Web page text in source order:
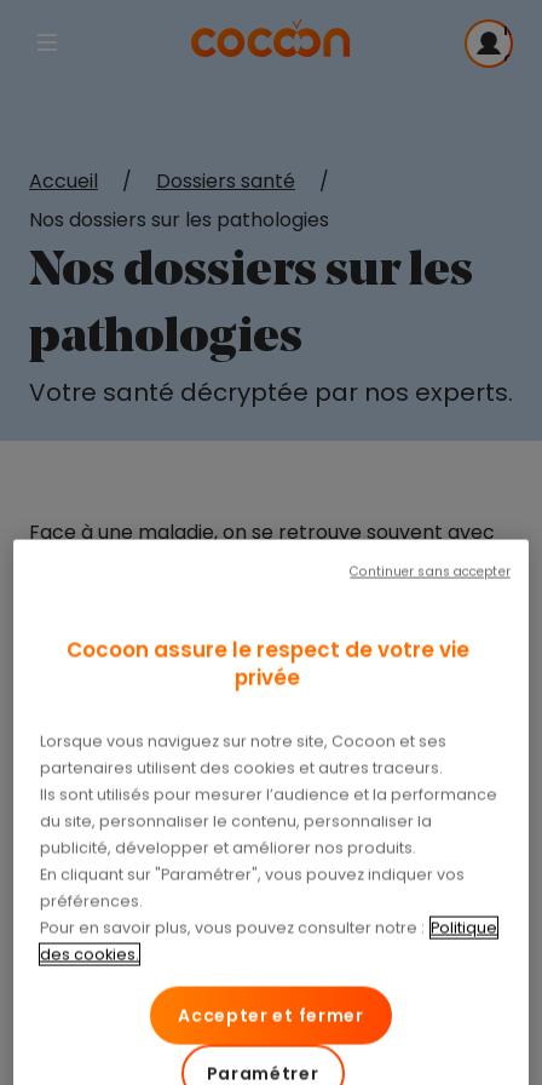
Afficher la navigation principale
Me
Accueil / Dossiers santé
/
Nos dossiers sur les pathologies
Nos dossiers sur les
pathologies
Votre santé décryptée par nos experts.
Face à une maladie, on se retrouve souvent avec
des questions très concrètes : que signifient
quels coûts anticiper ?Pour vous accompagner
dans ces moments parfois déstabilisants, nous
dédiés aux pathologies les plus courantes, afin
de mieux comprendre chaque situation
médicale.Ces contenus vous aident à décrypter
les étapes du parcours de soin et à savoir ce qui
est, ou n’est pas, bien remboursé. Ils vous
permettent aussi d’identifier quand un renfort de
protection peut devenir utile. Dans bien des cas,
unecomplémentaire santéadaptée contribue à
réduire le reste à charge et à aborder les
traitements avec plus de sérénité.
Cocoon assure le respect de votre vie
privée
Lorsque vous naviguez sur notre site, Cocoon et ses
partenaires utilisent des cookies et autres traceurs.
Ils sont utilisés pour mesurer l’audience et la performance
du site, personnaliser le contenu, personnaliser la
publicité, développer et améliorer nos produits.
En cliquant sur "Paramétrer", vous pouvez indiquer vos
préférences.
Pour en savoir plus, vous pouvez consulter notre : Politique
des cookies.
Accepter et fermer
Paramétrer
Continuer sans accepter